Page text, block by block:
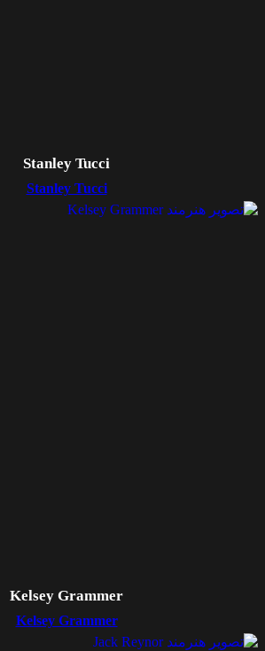
Stanley Tucci
Stanley Tucci
Kelsey Grammer
Kelsey Grammer